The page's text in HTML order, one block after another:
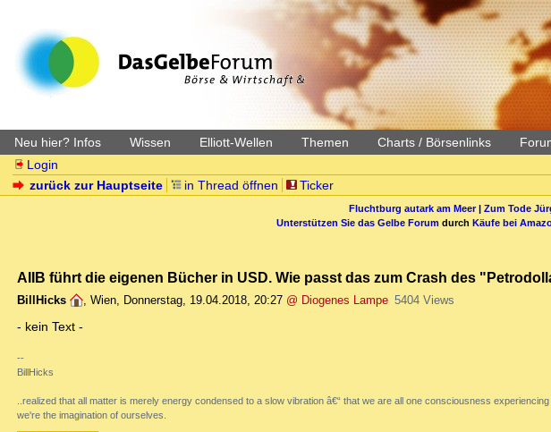
Neu hier? Infos Wissen Elliott-Wellen Themen Charts / Börsenlinks
Login
zurück zur Hauptseite
in Thread öffnen Ticker
Fluchtburg autark am Meer| Zum Tode
Unterstützen Sie das Gelbe Forum durch Käufe bei
AIIB führt die eigenen Bücher in USD. Wie passt das zum Crash des
BillHicks , Wien, Donnerstag, 19.04.2018, 20:27 @ Diogenes Lampe 5404 Views
- kein Text -
--
BillHicks
..realized that all matter is merely energy condensed to a slow vibration â€“ that we are all one consciousness
we're the imagination of ourselves.